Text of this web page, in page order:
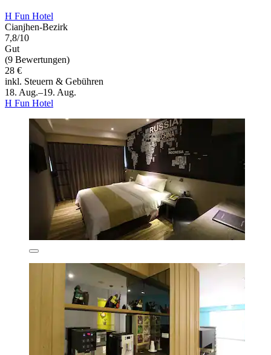
H Fun Hotel
Cianjhen-Bezirk
7,8/10
Gut
(9 Bewertungen)
28 €
inkl. Steuern & Gebühren
18. Aug.–19. Aug.
H Fun Hotel